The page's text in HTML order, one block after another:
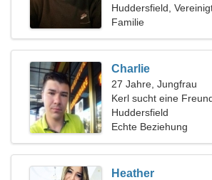
Huddersfield,
Familie
Charlie
27 Jahre, Jungfrau
Kerl sucht eine
Huddersfield
Echte Beziehung
Heather